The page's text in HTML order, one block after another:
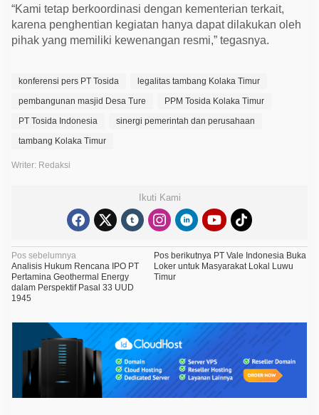
“Kami tetap berkoordinasi dengan kementerian terkait,
karena penghentian kegiatan hanya dapat dilakukan oleh
pihak yang memiliki kewenangan resmi,” tegasnya.
konferensi pers PT Tosida
legalitas tambang Kolaka Timur
pembangunan masjid Desa Ture
PPM Tosida Kolaka Timur
PT Tosida Indonesia
sinergi pemerintah dan perusahaan
tambang Kolaka Timur
Writer: Redaksi
Ikuti Kami
N
a
v
Pos sebelumnya
Analisis Hukum Rencana IPO PT
Pertamina Geothermal Energy
dalam Perspektif Pasal 33 UUD
1945
Pos berikutnya PT Vale Indonesia Buka
Loker untuk Masyarakat Lokal Luwu
Timur